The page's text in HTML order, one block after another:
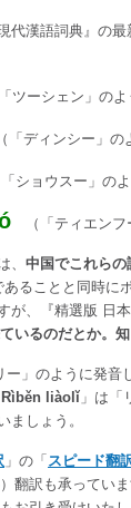
代漢語詞典』の
ーシェン」のよ
「ディンシー」の
ショウスー」のよ
（「ティエン
、 中国でこれらの
ることと同時に
が、『精選版 日
いるのだとか。知
ー」のように発音
Rìběn liàolǐ 」は「
ましょう。
」の「 スピード翻
翻訳も承ってい